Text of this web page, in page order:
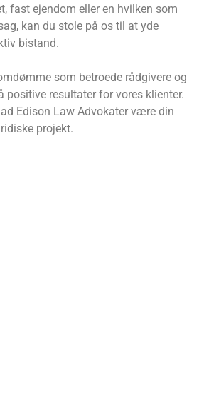
fast ejendom eller en hvilken som
kan du stole på os til at yde
bistand.
som betroede rådgivere og
positive resultater for vores klienter.
Edison Law Advokater være din
projekt.